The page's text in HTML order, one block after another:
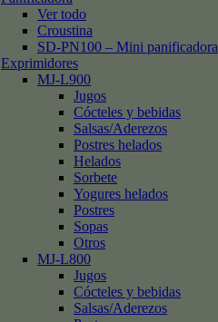
Ver todo
Croustina
SD-PN100 – Mini panificadora
Exprimidores
MJ-L900
Jugos
Cócteles y bebidas
Salsas/Aderezos
Postres helados
Helados
Sorbete
Yogures helados
Postres
Sopas
Otros
MJ-L800
Jugos
Cócteles y bebidas
Salsas/Aderezos